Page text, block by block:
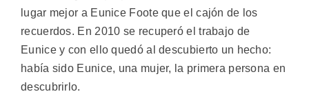
lugar mejor a Eunice Foote que el cajón de los
recuerdos. En 2010 se recuperó el trabajo de
Eunice y con ello quedó al descubierto un hecho:
había sido Eunice, una mujer, la primera persona en
descubrirlo.